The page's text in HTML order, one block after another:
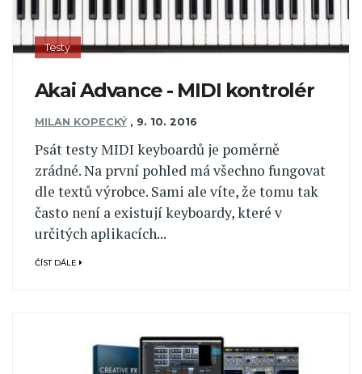
Testy
Akai Advance - MIDI kontrolér
MILAN KOPECKÝ , 9. 10. 2016
Psát testy MIDI keyboardů je poměrně
zrádné. Na první pohled má všechno fungovat
dle textů výrobce. Sami ale víte, že tomu tak
často není a existují keyboardy, které v
určitých aplikacích...
ČÍST DÁLE